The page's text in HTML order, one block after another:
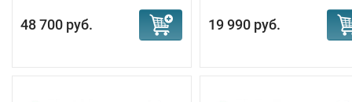
48 700 руб. 19 990 руб.